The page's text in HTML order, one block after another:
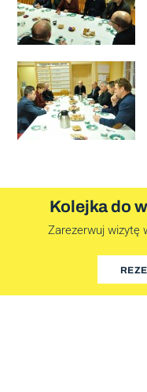
Kolejka do
Zarezerwuj wizytę